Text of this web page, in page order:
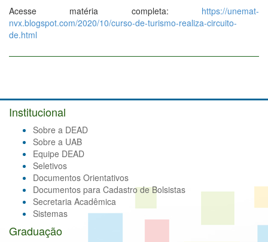
Acesse matéria completa: https://unemat-
nvx.blogspot.com/2020/10/curso-de-turismo-realiza-circuito-
de.html
Institucional
Sobre a DEAD
Sobre a UAB
Equipe DEAD
Seletivos
Documentos Orientativos
Documentos para Cadastro de Bolsistas
Secretaria Acadêmica
Sistemas
Graduação